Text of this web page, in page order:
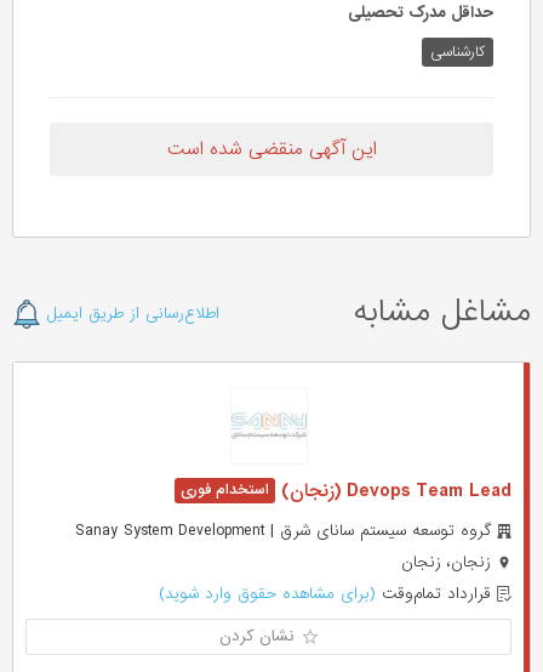
حداقل مدرک تحصیلی
کارشناسی
این آگهی منقضی شده است
مشاغل مشابه اطلاع‌رسانی از طریق ایمیل
Devops Team Lead (زنجان)
گروه توسعه سیستم سانای شرق | Sanay System Development
زنجان، زنجان
قرارداد تمام‌وقت (برای مشاهده حقوق وارد شوید)
نشان کردن